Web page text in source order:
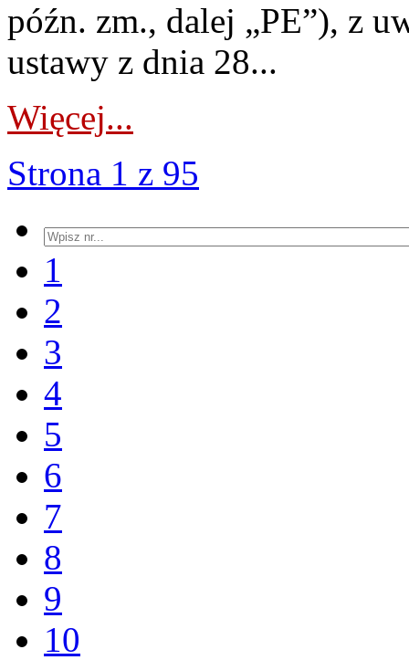
późn. zm., dalej „PE”), z
ustawy z dnia 28...
Więcej...
Strona 1 z 95
1
2
3
4
5
6
7
8
9
10